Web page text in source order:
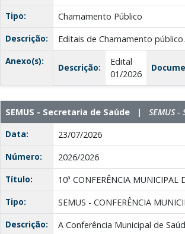
Tipo:
Chamamento Público
Descrição:
Editais de Chamamento público.
Anexo(s):
Descrição:
Edital
01/2026
SEMUS - Secretaria de Saúde | SEMUS
Data:
23/07/2026
Número:
2026/2026
Título:
10ª CONFERÊNCIA MUNICIPAL
Tipo:
SEMUS - CONFERÊNCIA
Descrição:
A Conferência Municipal de